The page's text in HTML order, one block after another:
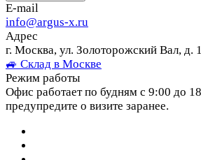
E-mail
info@argus-x.ru
Адрес
г. Москва, ул. Золоторожский Вал, д.
🚙 Склад в Москве
Режим работы
Офис работает по будням с 9:00 до
предупредите о визите заранее.